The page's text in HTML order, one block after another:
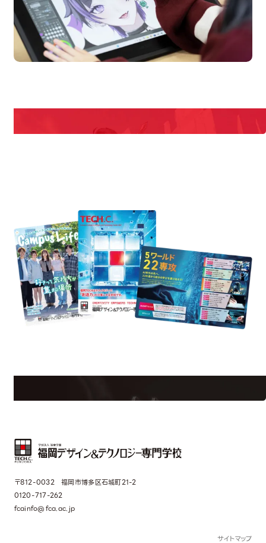
Campus Open
Information
〒812-0032 福岡市博多区石城町21-2
0120-717-262
fcainfo@fca.ac.jp
サイトマップ